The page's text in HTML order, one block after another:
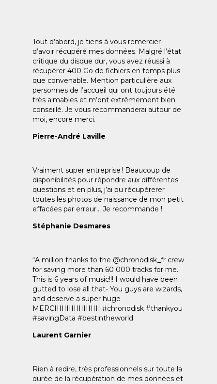
Tout d’abord, je tiens à vous remercier
d’avoir récupéré mes données. Malgré l’état
critique du disque dur, vous avez réussi à
récupérer 400 Go de fichiers en temps plus
que convenable. Mention particulière aux
personnes de l’accueil qui ont toujours été
très aimables et m’ont extrêmement bien
conseillé. Je vous recommanderai autour de
moi, encore merci.
Pierre-André Laville
Vraiment super entreprise ! Beaucoup de
disponibilités pour répondre aux différentes
questions et en plus, j’ai pu récupérerer
toutes les photos de naissance de mon petit
effacées par erreur… Je recommande !
Stéphanie Desmares
“A million thanks to the @chronodisk_fr crew
for saving more than 60 000 tracks for me.
This is 6 years of music!!! I would have been
gutted to lose all that- You guys are wizards,
and deserve a super huge
MERCIIIIIIIIIIIIIIIIIII #chronodisk #thankyou
#savingData #bestintheworld
Laurent Garnier
Rien à redire, très professionnels sur toute la
durée de la récupération de mes données et